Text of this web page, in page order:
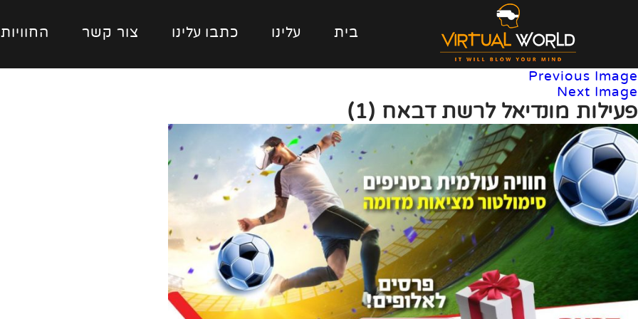
בית עלינו כתבו עלינו צור קשר החוויות
Previous Image
Next Image
פעילות מונדיאל לרשת דבאח (1)